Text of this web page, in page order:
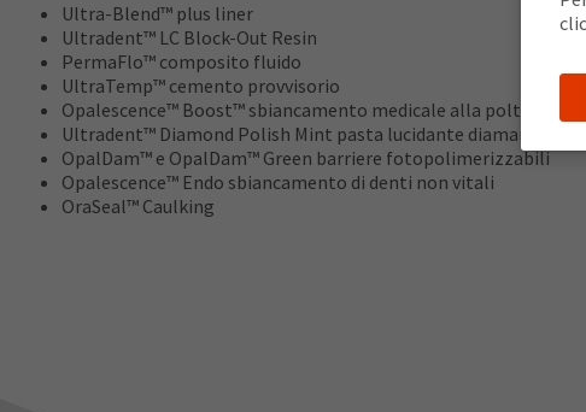
Ultra-Blend™ plus liner
Ultradent™ LC Block-Out Resin
PermaFlo™ composito fluido
UltraTemp™ cemento provvisorio
Opalescence™ Boost™ sbiancamento medicale alla poltrona
Ultradent™ Diamond Polish Mint pasta lucidante diamantata
OpalDam™ e OpalDam™ Green barriere fotopolimerizzabili
Opalescence™ Endo sbiancamento di denti non vitali
OraSeal™ Caulking